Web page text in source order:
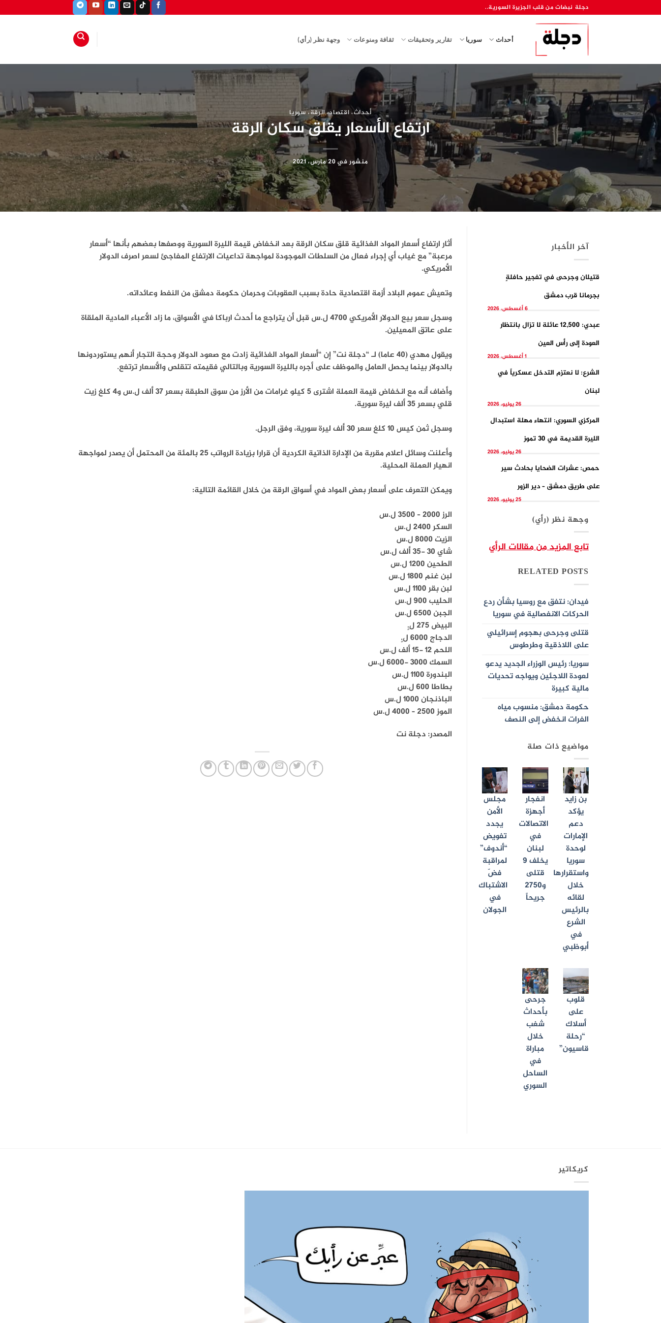
للمحتوى
دجلة نبضات من قلب الجزيرة السورية..
أحداث سوريا تقارير وتحقيقات ثقافة ومنوعات وجهة نظر (رأي)
أحداث،اقتصاد،الرقة،سوريا
ارتفاع الأسعار يقلق سكان الرقة
منشور في20 مارس، 2021
آخر الأخبار
قتيلان وجرحى في تفجيرِ حافلةٍ
بجرمانا قرب دمشق
6 أغسطس، 2026
عبدي: 12,500 عائلة لا تزال بانتظار
العودة إلى رأس العين
1 أغسطس، 2026
الشرع: لا نعتزم التدخل عسكرياً في
لبنان
26 يوليو، 2026
المركزي السوري: انتهاء مهلة استبدال
الليرة القديمة في 30 تموز
26 يوليو، 2026
حمص: عشرات الضحايا بحادث سير
على طريق دمشق – دير الزور
25 يوليو، 2026
وجهة نظر (رأي)
تابع المزيد من مقالات الرأي
RELATED POSTS
فيدان: نتفق مع روسيا بشأن ردع
الحركات الانفصالية في سوريا
قتلى وجرحى بهجوم إسرائيلي
على اللاذقية وطرطوس
سوريا: رئيس الوزراء الجديد يدعو
لعودة اللاجئين ويواجه تحديات
مالية كبيرة
حكومة دمشق: منسوب مياه
الفرات انخفض إلى النصف
مواضيع ذات صلة
بن زايد
يؤكد
دعم
الإمارات
لوحدة
سوريا
واستقرارها
خلال
لقائه
بالرئيس
الشرع
في
أبوظبي
انفجار
أجهزة
الاتصالات
في
لبنان
يخلف 9
قتلى
و2750
جريحاً
مجلس
الأمن
يجدد
تفويض
“أندوف”
لمراقبة
فضّ
الاشتباك
في
الجولان
قلوب
على
أسلاك
“رحلة
قاسيون”
جرحى
بأحداث
شغب
خلال
مباراة
في
الساحل
السوري
أثار ارتفاع أسعار المواد الغذائية قلق سكان الرقة بعد انخفاض قيمة الليرة السورية ووصفها بعضهم بأنها “أسعار
مرعبة” مع غياب أي إجراء فعال من السلطات الموجودة لمواجهة تداعيات الارتفاع المفاجئ لسعر اصرف الدولار
الأمريكي.
وتعيش عموم البلاد أزمة اقتصادية حادة بسبب العقوبات وحرمان حكومة دمشق من النفط وعائداته.
وسجل سعر بيع الدولار الأمريكي 4700 ل.س قبل أن يتراجع ما أحدث ارباكا في الأسواق، ما زاد الأعباء المادية الملقاة
على عاتق المعيلين.
ويقول مهدي (40 عاما) لـ “دجلة نت” إن “أسعار المواد الغذائية زادت مع صعود الدولار وحجة التجار أنهم يستوردونها
بالدولار بينما يحصل العامل والموظف على أجره بالليرة السورية وبالتالي فقيمته تتقلص والأسعار ترتفع.
وأضاف أنه مع انخفاض قيمة العملة اشترى 5 كيلو غرامات من الأرز من سوق الطبقة بسعر 37 ألف ل.س و4 كلغ زيت
قلي بسعر 35 ألف ليرة سورية.
وسجل ثمن كيس 10 كلغ سعر 30 ألف ليرة سورية، وفق الرجل.
وأعلنت وسائل اعلام مقربة من الإدارة الذاتية الكردية أن قرارا بزيادة الرواتب 25 بالمئة من المحتمل أن يصدر لمواجهة
انهيار العملة المحلية.
ويمكن التعرف على أسعار بعض المواد في أسواق الرقة من خلال القائمة التالية:
الرز 2000 – 3500 ل.س
السكر 2400 ل.س
الزيت 8000 ل.س
شاي 30 -35 ألف ل.س
الطحين 1200 ل.س
لبن غنم 1800 ل.س
لبن بقر 1100 ل.س
الحليب 900 ل.س
الجبن 6500 ل.س
البيض 275 ل.ٍ
الدجاج 6000 ل.ٍ
اللحم 12 -15 ألف ل.س
السمك 3000 -6000 ل.س
البندورة 1100 ل.س
بطاطا 600 ل.س
الباذنجان 1000 ل.س
الموز 2500 – 4000 ل.س
المصدر: دجلة نت
كريكاتير